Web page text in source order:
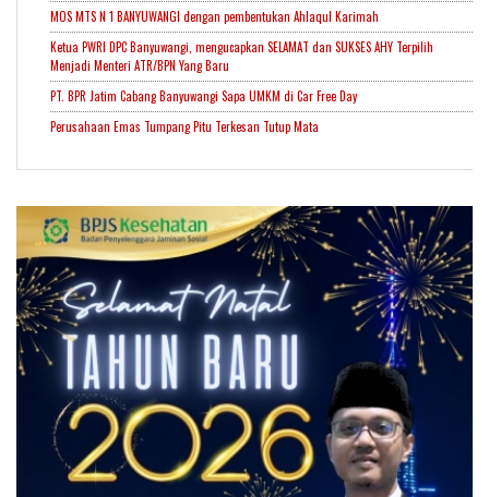
MOS MTS N 1 BANYUWANGI dengan pembentukan Ahlaqul Karimah
Ketua PWRI DPC Banyuwangi, mengucapkan SELAMAT dan SUKSES AHY Terpilih
Menjadi Menteri ATR/BPN Yang Baru
PT. BPR Jatim Cabang Banyuwangi Sapa UMKM di Car Free Day
Perusahaan Emas Tumpang Pitu Terkesan Tutup Mata